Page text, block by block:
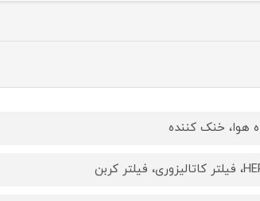
هوا، خنک کننده